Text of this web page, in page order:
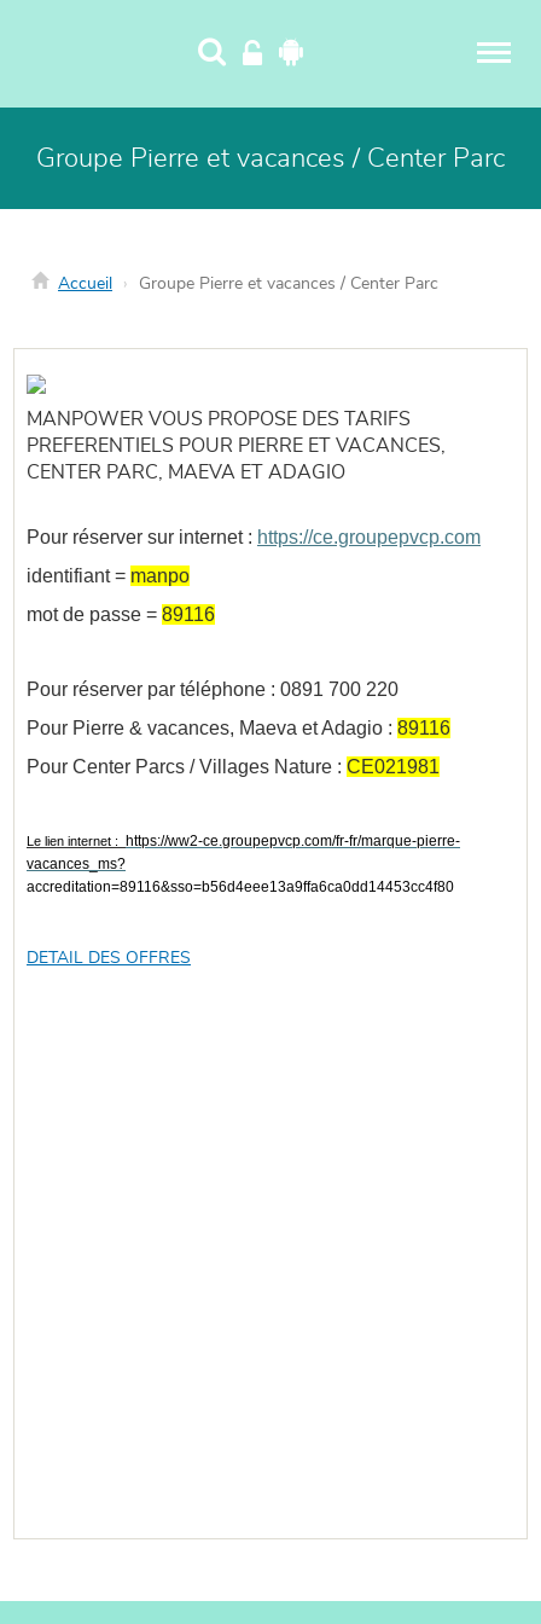
Groupe Pierre et vacances / Center Parc
Accueil Groupe Pierre et vacances / Center Parc
MANPOWER VOUS PROPOSE DES TARIFS
PREFERENTIELS POUR PIERRE ET VACANCES,
CENTER PARC, MAEVA ET ADAGIO
Pour réserver sur internet : https://ce.groupepvcp.com
identifiant = manpo
mot de passe = 89116
Pour réserver par téléphone : 0891 700 220
Pour Pierre & vacances, Maeva et Adagio : 89116
Pour Center Parcs / Villages Nature : CE021981
Le lien internet : https://ww2-ce.groupepvcp.com/fr-fr/marque-pierre-
vacances_ms?
accreditation=89116&sso=b56d4eee13a9ffa6ca0dd14453cc4f80
DETAIL DES OFFRES